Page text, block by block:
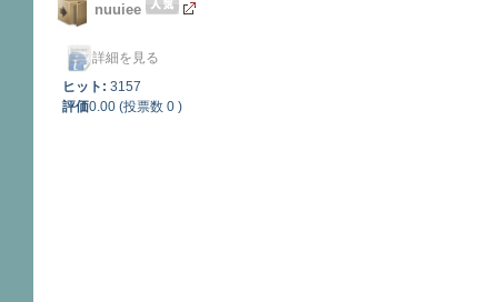
nuuiee
詳細を見る
ヒット: 3157
評価0.00 (投票数 0 )